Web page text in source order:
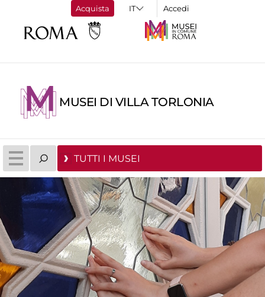
Acquista Accedi
MUSEI DI VILLA TORLONIA
TUTTI I MUSEI